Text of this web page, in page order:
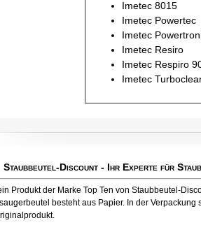
Imetec 8015
Imetec Powertec
Imetec
Imetec Resiro
Imetec Respiro
Imetec
Staubbeutel-Discount - Ihr Experte für
Produkt der Marke Top Ten von Staubbeutel-
besteht aus Papier. In der Verpackung